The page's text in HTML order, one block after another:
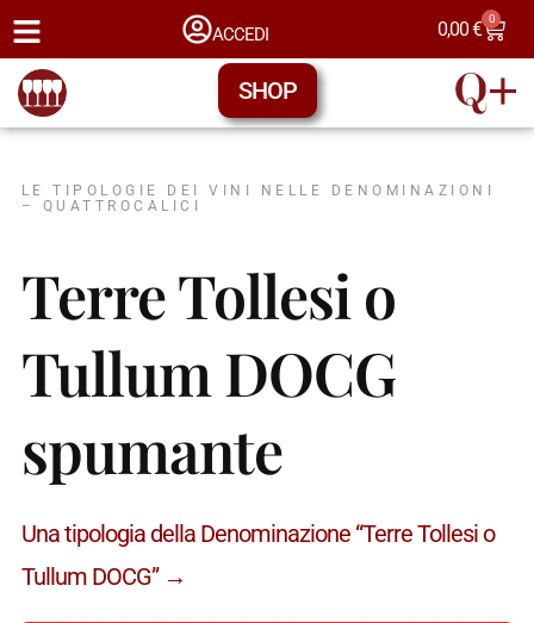
ACCEDI 0,00€ 0
SHOP
LE TIPOLOGIE DEI VINI NELLE DENOMINAZIONI
– QUATTROCALICI
Terre Tollesi o
Tullum DOCG
spumante
Una tipologia della Denominazione “Terre Tollesi o
Tullum DOCG” →